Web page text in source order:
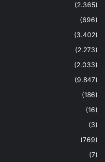
(2.365)
(696)
(3.402)
(2.273)
(2.033)
(9.847)
(186)
(16)
(3)
(769)
(7)